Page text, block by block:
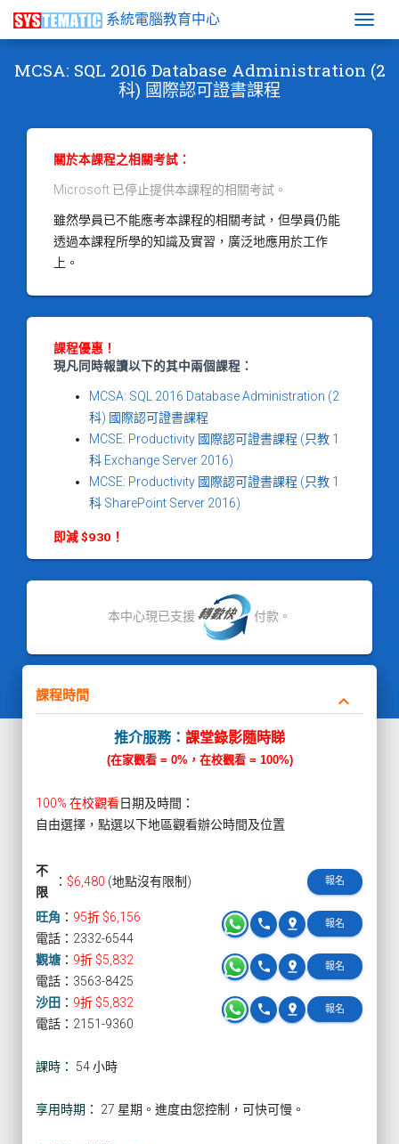
系統電腦教育中心
MCSA: SQL 2016 Database Administration (2
科) 國際認可證書課程
關於本課程之相關考試：
Microsoft 已停止提供本課程的相關考試。
雖然學員已不能應考本課程的相關考試，但學員仍能
透過本課程所學的知識及實習，廣泛地應用於工作
上。
課程優惠！
現凡同時報讀以下的其中兩個課程：
MCSA: SQL 2016 Database Administration (2
科) 國際認可證書課程
MCSE: Productivity 國際認可證書課程 (只教 1
科 Exchange Server 2016)
MCSE: Productivity 國際認可證書課程 (只教 1
科 SharePoint Server 2016)
即減 $930！
本中心現已支援 付款。
課程時間 keyboard_arrow_down
推介服務： 課堂錄影隨時睇
(在家觀看 = 0%，在校觀看 = 100%)
100% 在校觀看日期及時間：
自由選擇，點選以下地區觀看辦公時間及位置
不
限
： $6,480 (地點沒有限制) 報名
旺角 ： 95折 $6,156 報名
pin_drop
phone
電話：2332-6544
觀塘 ： 9折 $5,832 報名
pin_drop
phone
電話：3563-8425
沙田 ： 9折 $5,832 報名
pin_drop
phone
電話：2151-9360
課時： 54 小時
享用時期： 27 星期。進度由您控制，可快可慢。